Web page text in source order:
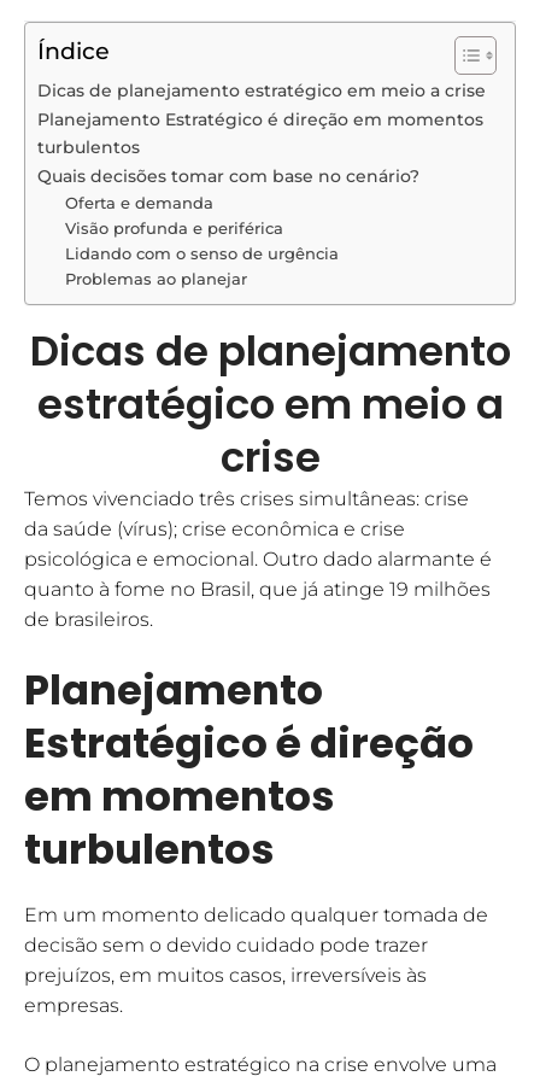
Índice
Dicas de planejamento estratégico em meio a crise
Planejamento Estratégico é direção em momentos
turbulentos
Quais decisões tomar com base no cenário?
Oferta e demanda
Visão profunda e periférica
Lidando com o senso de urgência
Problemas ao planejar
Dicas de planejamento
estratégico em meio a
crise
Temos vivenciado três crises simultâneas: crise
da saúde (vírus); crise econômica e crise
psicológica e emocional. Outro dado alarmante é
quanto à fome no Brasil, que já atinge 19 milhões
de brasileiros.
Planejamento
Estratégico é direção
em momentos
turbulentos
Em um momento delicado qualquer tomada de
decisão sem o devido cuidado pode trazer
prejuízos, em muitos casos, irreversíveis às
empresas.
O planejamento estratégico na crise envolve uma